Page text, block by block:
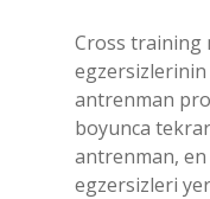
Cross training
egzersizlerinin
antrenman
boyunca
antrenman, en
egzersizleri